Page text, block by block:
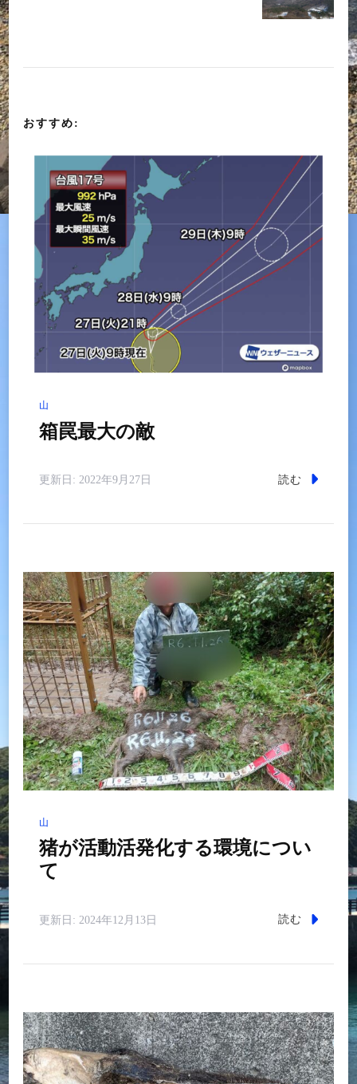
ー
ン
おすすめ:
山
箱罠最大の敵
更新日: 2022年9月27日 読む
山
猪が活動活発化する環境につい
て
更新日: 2024年12月13日 読む